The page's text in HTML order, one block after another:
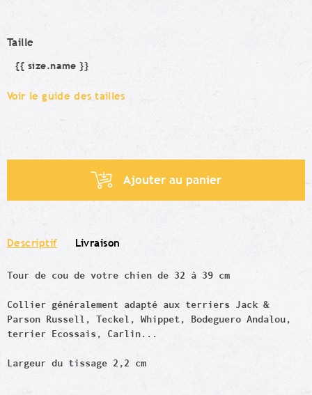
Taille
Taille
{{ size.name }}
Voir le guide des tailles
Ajouter au panier
Descriptif Livraison
Tour de cou de votre chien de 32 à 39 cm
Collier généralement adapté aux terriers Jack &
Parson Russell, Teckel, Whippet, Bodeguero Andalou,
terrier Ecossais, Carlin...
Largeur du tissage 2,2 cm